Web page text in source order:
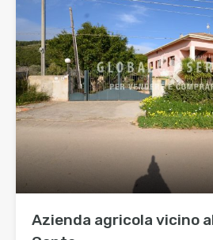
Azienda agricola vicino